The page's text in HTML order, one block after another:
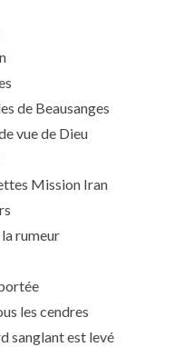
de Beausanges
vue de Dieu
Mission Iran
la rumeur
les cendres
sanglant est levé